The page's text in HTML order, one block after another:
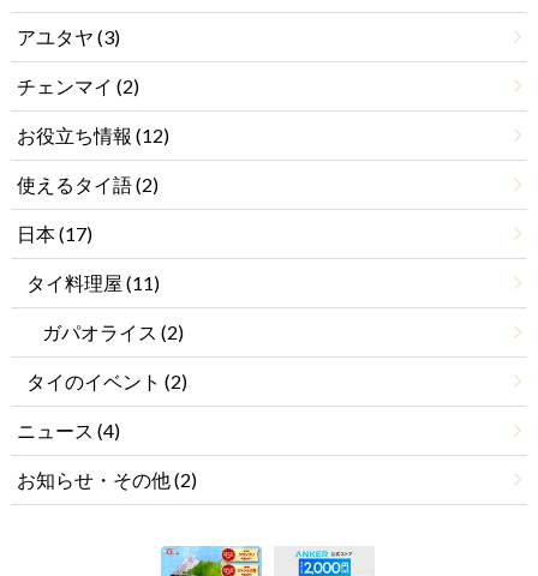
アユタヤ (3)
チェンマイ (2)
お役立ち情報 (12)
使えるタイ語(2)
日本(17)
タイ料理屋 (11)
ガパオライス (2)
タイのイベント (2)
ニュース (4)
お知らせ・その他(2)